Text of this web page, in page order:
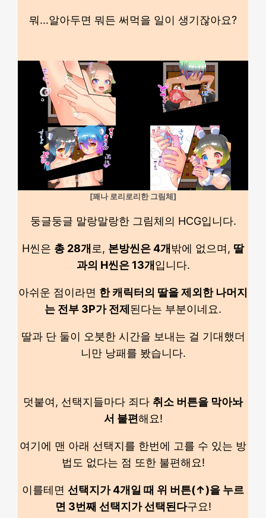
뭐…알아두면 뭐든 써먹을 일이 생기잖아요?
[꽤나 로리로리한 그림체]
둥글둥글 말랑말랑한 그림체의 HCG입니다.
H씬은 총 28개 로, 본방씬은 4개 밖에 없으며, 딸
과의 H씬은 13개 입니다.
아쉬운 점이라면 한 캐릭터의 딸을 제외한 나머지
는 전부 3P가 전제 된다는 부분이네요.
딸과 단 둘이 오붓한 시간을 보내는 걸 기대했더
니만 낭패를 봤습니다.
덧붙여, 선택지들마다 죄다 취소 버튼을 막아놔
서 불편해요!
여기에 맨 아래 선택지를 한번에 고를 수 있는 방
법도 없다는 점 또한 불편해요!
이를테면 선택지가 4개일 때 위 버튼(↑)을 누르
면 3번째 선택지가 선택된다구요!